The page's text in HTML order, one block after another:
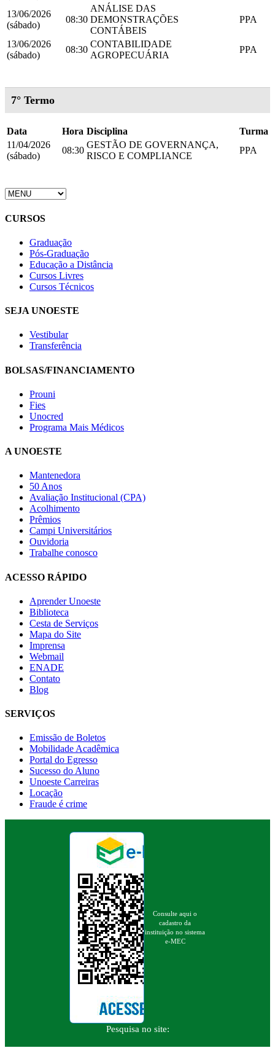
13/06/2026
(sábado)
08:30
ANÁLISE DAS
DEMONSTRAÇÕES
CONTÁBEIS
PPA
13/06/2026
(sábado)
08:30
CONTABILIDADE
AGROPECUÁRIA
PPA
7° Termo
Data Hora Disciplina
Turma
11/04/2026
(sábado)
08:30
GESTÃO DE GOVERNANÇA,
RISCO E COMPLIANCE
PPA
CURSOS
Graduação
Pós-Graduação
Educação a Distância
Cursos Livres
Cursos Técnicos
SEJA UNOESTE
Vestibular
Transferência
BOLSAS/FINANCIAMENTO
Prouni
Fies
Unocred
Programa Mais Médicos
A UNOESTE
Mantenedora
50 Anos
Avaliação Institucional (CPA)
Acolhimento
Prêmios
Campi Universitários
Ouvidoria
Trabalhe conosco
ACESSO RÁPIDO
Aprender Unoeste
Biblioteca
Cesta de Serviços
Mapa do Site
Imprensa
Webmail
ENADE
Contato
Blog
SERVIÇOS
Emissão de Boletos
Mobilidade Acadêmica
Portal do Egresso
Sucesso do Aluno
Unoeste Carreiras
Locação
Fraude é crime
Consulte aqui o
cadastro da
instituição no sistema
e-MEC
Pesquisa no site: